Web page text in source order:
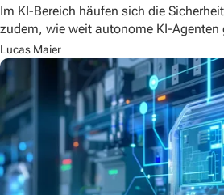
Im KI-Bereich häufen sich die
zudem, wie weit autonome KI-Agenten
Lucas Maier